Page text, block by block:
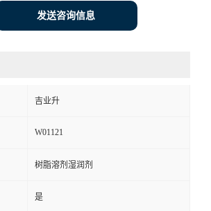
发送咨询信息
吉业升
W01121
树脂溶剂湿润剂
是